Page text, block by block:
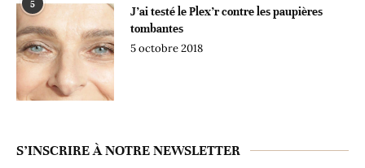
5
J’ai testé le Plex’r contre les paupières
tombantes
5 octobre 2018
S’INSCRIRE À NOTRE NEWSLETTER